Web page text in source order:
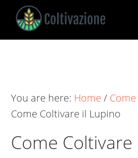
Skip
main
Skip
primary
Skip
footer
Coltivazione
Coltivare
You are here: Home /
Come Coltivare il Lupino
Come